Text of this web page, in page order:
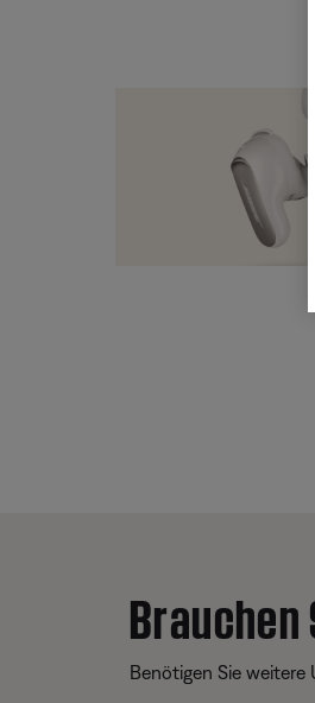
Brauchen
Benötigen Sie